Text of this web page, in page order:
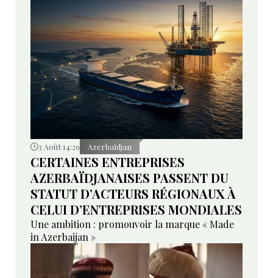
3 Août 14:29 Azerbaïdjan
CERTAINES ENTREPRISES
AZERBAÏDJANAISES PASSENT DU
STATUT D’ACTEURS RÉGIONAUX À
CELUI D’ENTREPRISES MONDIALES
Une ambition : promouvoir la marque « Made
in Azerbaijan »